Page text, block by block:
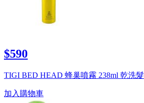
$590
TIGI BED HEAD 蜂巢噴霧 238ml 乾洗髮
加入購物車